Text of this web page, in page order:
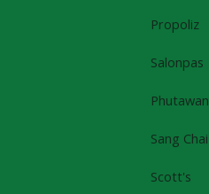
Propoliz
Salonpas
Phutawan
Sang Chai
Scott's